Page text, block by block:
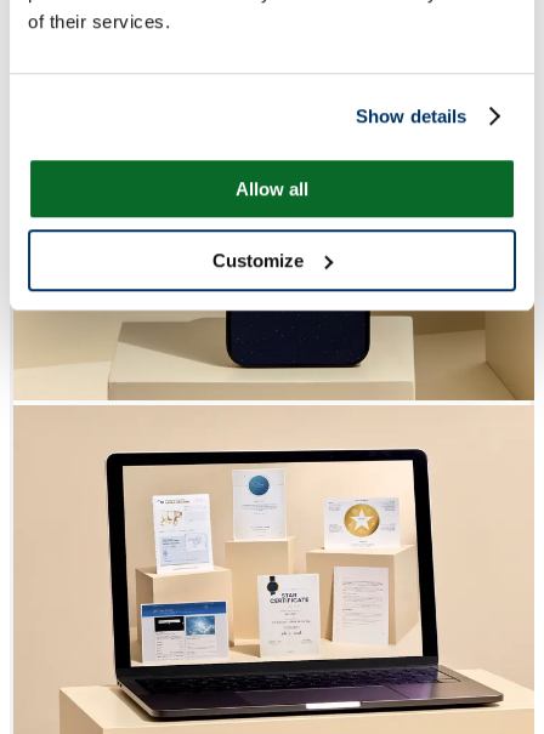
of their services.
Show details
Allow all
Customize